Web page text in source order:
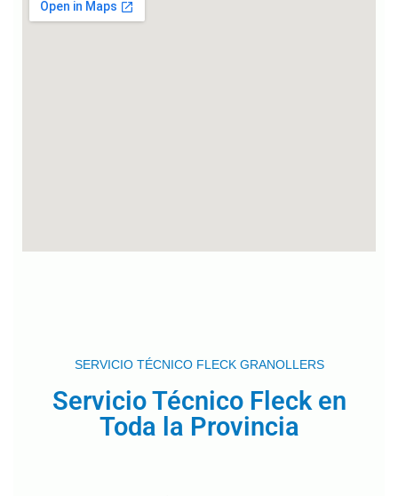
SERVICIO TÉCNICO FLECK GRANOLLERS
Servicio Técnico Fleck en
Toda la Provincia